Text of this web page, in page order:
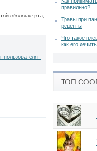
оболочке рта,
пользователя -
правильно?
Травы при
рецепты
Что такое
как его
ТОП